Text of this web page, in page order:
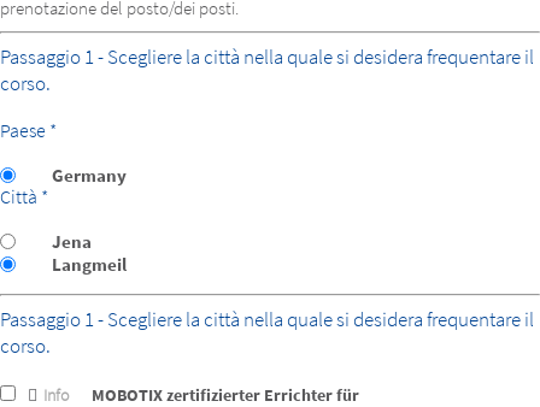
prenotazione del posto/dei posti.
Passaggio 1 - Scegliere la città nella quale si desidera frequentare il
corso.
Paese *
Germany
Città *
Jena
Langmeil
Passaggio 1 - Scegliere la città nella quale si desidera frequentare il
corso.
Info
MOBOTIX zertifizierter Errichter für